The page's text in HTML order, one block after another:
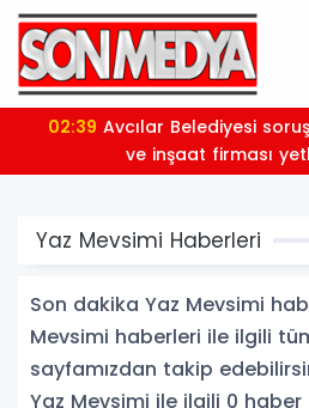
02:39Avcılar Belediyesi soruşturmasında 12 belediye
ve inşaat firması
Yaz Mevsimi Haberleri
Son dakika Yaz Mevsimi
Mevsimi haberleri ile ilgili
sayfamızdan takip
Yaz Mevsimi ile ilgili 0